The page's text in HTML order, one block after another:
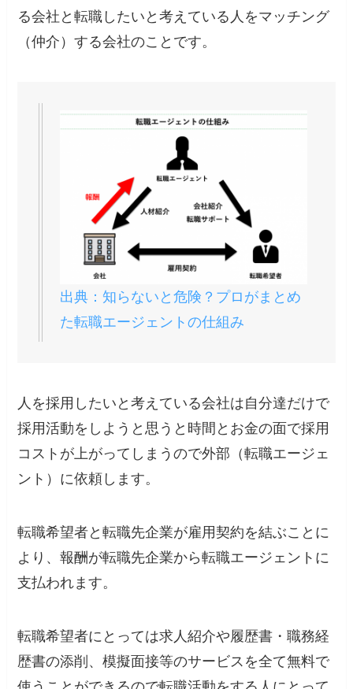
る会社と転職したいと考えている人をマッチング
（仲介）する会社のことです。
出典：知らないと危険？プロがまとめ
た転職エージェントの仕組み
人を採用したいと考えている会社は自分達だけで
採用活動をしようと思うと時間とお金の面で採用
コストが上がってしまうので外部（転職エージェ
ント）に依頼します。
転職希望者と転職先企業が雇用契約を結ぶことに
より、報酬が転職先企業から転職エージェントに
支払われます。
転職希望者にとっては求人紹介や履歴書・職務経
歴書の添削、模擬面接等のサービスを全て無料で